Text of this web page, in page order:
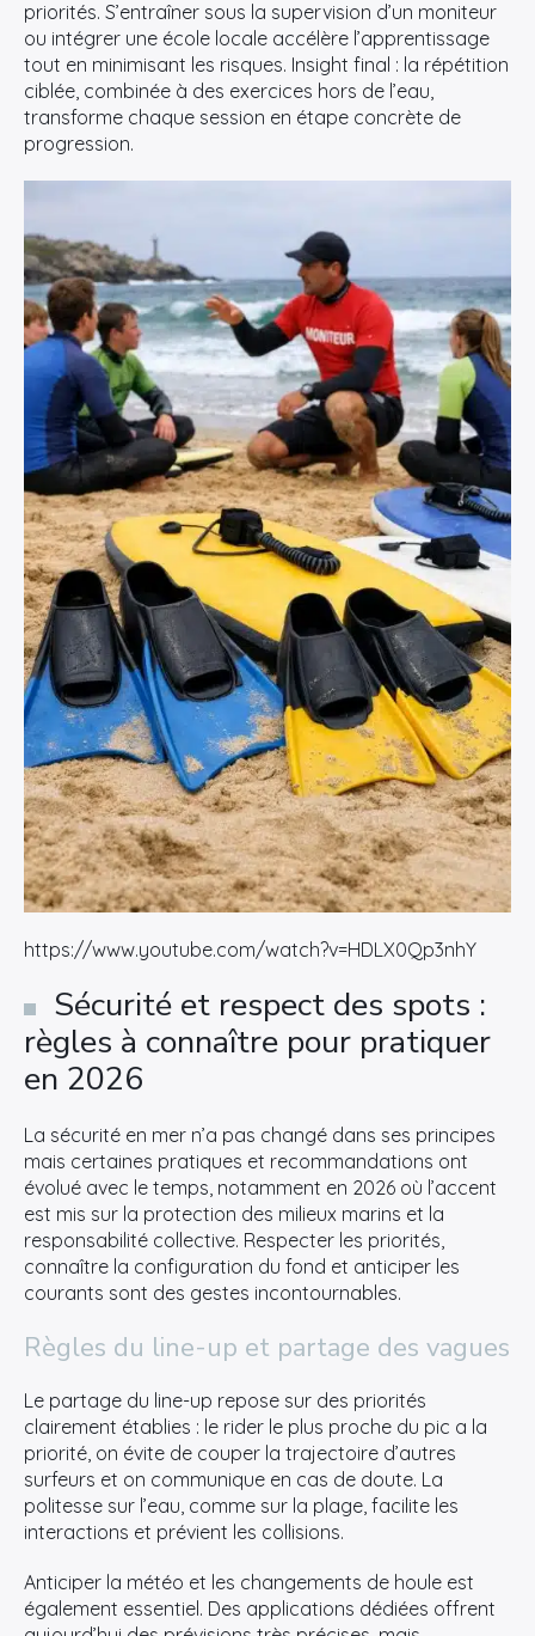
priorités. S’entraîner sous la supervision d’un moniteur
ou intégrer une école locale accélère l’apprentissage
tout en minimisant les risques. Insight final : la répétition
ciblée, combinée à des exercices hors de l’eau,
transforme chaque session en étape concrète de
progression.
https://www.youtube.com/watch?v=HDLX0Qp3nhY
Sécurité et respect des spots :
règles à connaître pour pratiquer
en 2026
La sécurité en mer n’a pas changé dans ses principes
mais certaines pratiques et recommandations ont
évolué avec le temps, notamment en 2026 où l’accent
est mis sur la protection des milieux marins et la
responsabilité collective. Respecter les priorités,
connaître la configuration du fond et anticiper les
courants sont des gestes incontournables.
Règles du line-up et partage des vagues
Le partage du line-up repose sur des priorités
clairement établies : le rider le plus proche du pic a la
priorité, on évite de couper la trajectoire d’autres
surfeurs et on communique en cas de doute. La
politesse sur l’eau, comme sur la plage, facilite les
interactions et prévient les collisions.
Anticiper la météo et les changements de houle est
également essentiel. Des applications dédiées offrent